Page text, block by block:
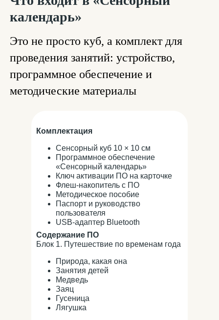
календарь»
Это не просто куб, а комплект для
проведения занятий: устройство,
программное обеспечение и
методические материалы
Комплектация
Сенсорный куб 10 × 10 см
Программное обеспечение
«Сенсорный календарь»
Ключ активации ПО на карточке
Флеш-накопитель с ПО
Методическое пособие
Паспорт и руководство
пользователя
USB-адаптер Bluetooth
Содержание ПО
Блок 1. Путешествие по временам года
Природа, какая она
Занятия детей
Медведь
Заяц
Гусеница
Лягушка